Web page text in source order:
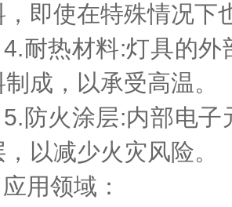
，即使在特殊情况下
热材料:灯具的外
成，以承受高温。
火涂层:内部电子
以减少火灾风险。
领域：